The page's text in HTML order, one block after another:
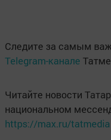
Следите за самым
Telegram-канале
Читайте новости
национальном
https://max.ru/tatmedia